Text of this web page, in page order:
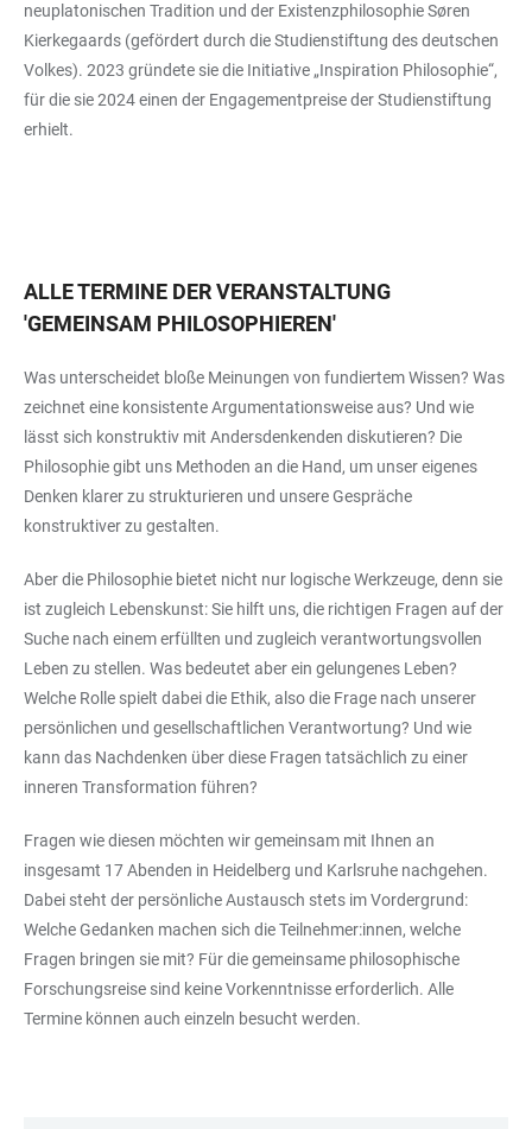
neuplatonischen Tradition und der Existenzphilosophie Søren
Kierkegaards (gefördert durch die Studienstiftung des deutschen
Volkes). 2023 gründete sie die Initiative „Inspiration Philosophie“,
für die sie 2024 einen der Engagementpreise der Studienstiftung
erhielt.
ALLE TERMINE DER VERANSTALTUNG
'GEMEINSAM PHILOSOPHIEREN'
Was unterscheidet bloße Meinungen von fundiertem Wissen? Was
zeichnet eine konsistente Argumentationsweise aus? Und wie
lässt sich konstruktiv mit Andersdenkenden diskutieren? Die
Philosophie gibt uns Methoden an die Hand, um unser eigenes
Denken klarer zu strukturieren und unsere Gespräche
konstruktiver zu gestalten.
Aber die Philosophie bietet nicht nur logische Werkzeuge, denn sie
ist zugleich Lebenskunst: Sie hilft uns, die richtigen Fragen auf der
Suche nach einem erfüllten und zugleich verantwortungsvollen
Leben zu stellen. Was bedeutet aber ein gelungenes Leben?
Welche Rolle spielt dabei die Ethik, also die Frage nach unserer
persönlichen und gesellschaftlichen Verantwortung? Und wie
kann das Nachdenken über diese Fragen tatsächlich zu einer
inneren Transformation führen?
Fragen wie diesen möchten wir gemeinsam mit Ihnen an
insgesamt 17 Abenden in Heidelberg und Karlsruhe nachgehen.
Dabei steht der persönliche Austausch stets im Vordergrund:
Welche Gedanken machen sich die Teilnehmer:innen, welche
Fragen bringen sie mit? Für die gemeinsame philosophische
Forschungsreise sind keine Vorkenntnisse erforderlich. Alle
Termine können auch einzeln besucht werden.